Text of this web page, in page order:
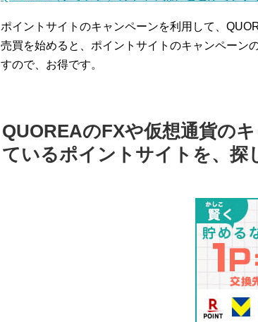
ポイントサイトのキャンペーンを利用して、
売買を始めると、ポイントサイトのキャンペーン
すので、お得です。
QUOREAのFXや仮想通貨の
ているポイントサイトを、探